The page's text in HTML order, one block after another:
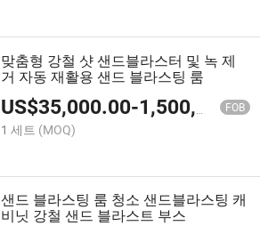
맞춤형 강철 샷 샌드블라스터 및 녹 제
거 자동 재활용 샌드 블라스팅 룸
US$35,000.00-1,500,000.00 FOB
1 세트 (MOQ)
샌드 블라스팅 룸 청소 샌드블라스팅 캐
비닛 강철 샌드 블라스트 부스